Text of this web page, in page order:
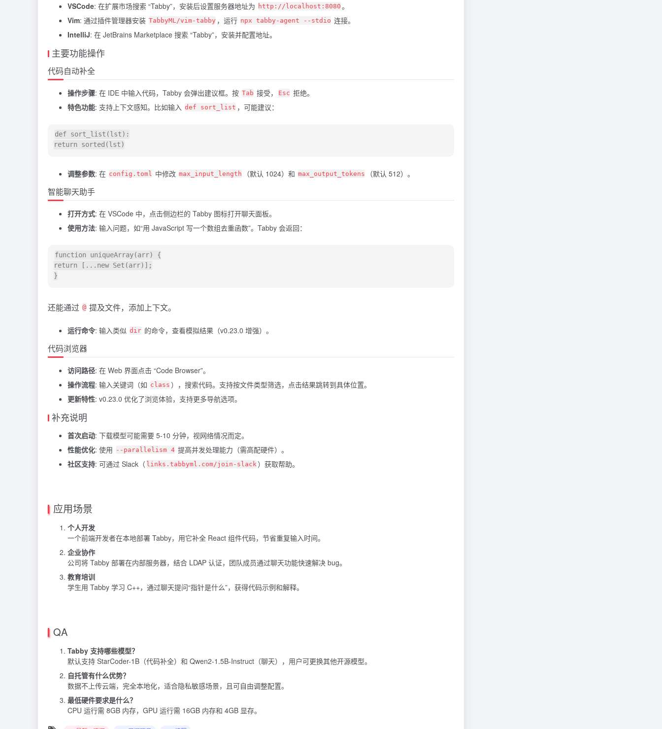
VSCode: 在扩展市场搜索 “Tabby”，安装后设置服务器地址为 http://localhost:8080 。
Vim: 通过插件管理器安装 TabbyML/vim-tabby ，运行 npx tabby-agent --stdio 连接。
IntelliJ: 在 JetBrains Marketplace 搜索 “Tabby”，安装并配置地址。
主要功能操作
代码自动补全
操作步骤: 在 IDE 中输入代码，Tabby 会弹出建议框。按 Tab 接受， Esc 拒绝。
特色功能: 支持上下文感知。比如输入 def sort_list ，可能建议：
def sort_list(lst):
调整参数: 在 config.toml 中修改 max_input_length （默认 1024）和 max_output_tokens （默认 512）。
智能聊天助手
打开方式: 在 VSCode 中，点击侧边栏的 Tabby 图标打开聊天面板。
使用方法: 输入问题，如“用 JavaScript 写一个数组去重函数”。Tabby 会返回：
function uniqueArray(arr) {
return [...new Set(arr)];
还能通过 @ 提及文件，添加上下文。
运行命令: 输入类似 dir 的命令，查看模拟结果（v0.23.0 增强）。
代码浏览器
访问路径: 在 Web 界面点击 “Code Browser”。
操作流程: 输入关键词（如 class ），搜索代码。支持按文件类型筛选，点击结果跳转到具体位置。
更新特性: v0.23.0 优化了浏览体验，支持更多导航选项。
补充说明
首次启动: 下载模型可能需要 5-10 分钟，视网络情况而定。
性能优化: 使用 --parallelism 4 提高并发处理能力（需高配硬件）。
社区支持: 可通过 Slack（ links.tabbyml.com/join-slack ）获取帮助。
应用场景
个人开发
一个前端开发者在本地部署 Tabby，用它补全 React 组件代码，节省重复输入时间。
企业协作
公司将 Tabby 部署在内部服务器，结合 LDAP 认证，团队成员通过聊天功能快速解决 bug。
教育培训
学生用 Tabby 学习 C++，通过聊天提问“指针是什么”，获得代码示例和解释。
QA
Tabby 支持哪些模型？
默认支持 StarCoder-1B（代码补全）和 Qwen2-1.5B-Instruct（聊天），用户可更换其他开源模型。
自托管有什么优势？
数据不上传云端，完全本地化，适合隐私敏感场景，且可自由调整配置。
最低硬件要求是什么？
CPU 运行需 8GB 内存，GPU 运行需 16GB 内存和 4GB 显存。